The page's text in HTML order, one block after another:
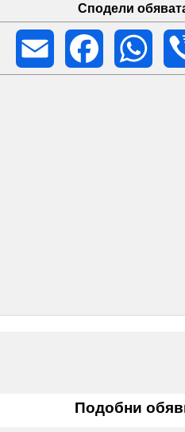
Сподели
Email
Facebook
Подобни